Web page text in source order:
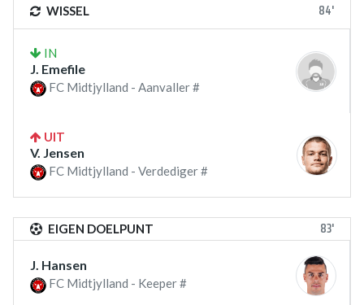
WISSEL 84'
IN
J. Emefile
FC Midtjylland - Aanvaller #
UIT
V. Jensen
FC Midtjylland - Verdediger #
EIGEN DOELPUNT 83'
J. Hansen
FC Midtjylland - Keeper #